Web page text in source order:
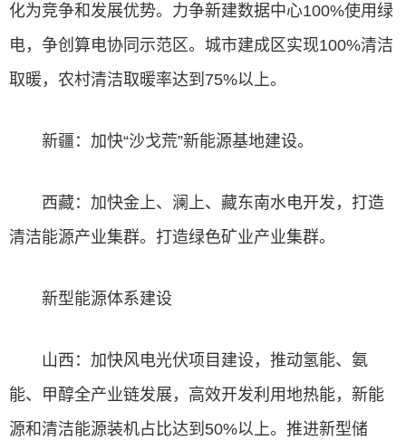
化为竞争和发展优势。力争新建数据中心100%使用绿
电，争创算电协同示范区。城市建成区实现100%清洁
取暖，农村清洁取暖率达到75%以上。
新疆：加快“沙戈荒”新能源基地建设。
西藏：加快金上、澜上、藏东南水电开发，打造
清洁能源产业集群。打造绿色矿业产业集群。
新型能源体系建设
山西：加快风电光伏项目建设，推动氢能、氨
能、甲醇全产业链发展，高效开发利用地热能，新能
源和清洁能源装机占比达到50%以上。推进新型储